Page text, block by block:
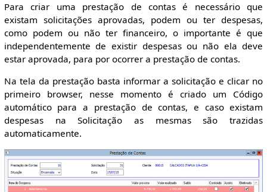
Para criar uma prestação de contas é necessário que
existam solicitações aprovadas, podem ou ter despesas,
como podem ou não ter financeiro, o importante é que
independentemente de existir despesas ou não ela deve
estar aprovada, para por ocorrer a prestação de contas.
Na tela da prestação basta informar a solicitação e clicar no
primeiro browser, nesse momento é criado um Código
automático para a prestação de contas, e caso existam
despesas na Solicitação as mesmas são trazidas
automaticamente.